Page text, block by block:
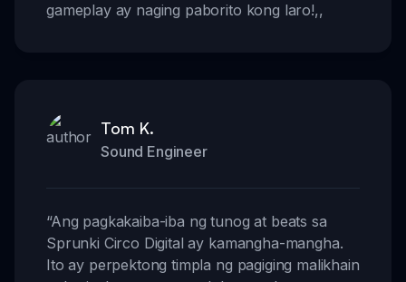
gameplay ay naging paborito kong laro!,,
Tom K.
Sound Engineer
“Ang pagkakaiba-iba ng tunog at beats sa
Sprunki Circo Digital ay kamangha-mangha.
Ito ay perpektong timpla ng pagiging malikhain